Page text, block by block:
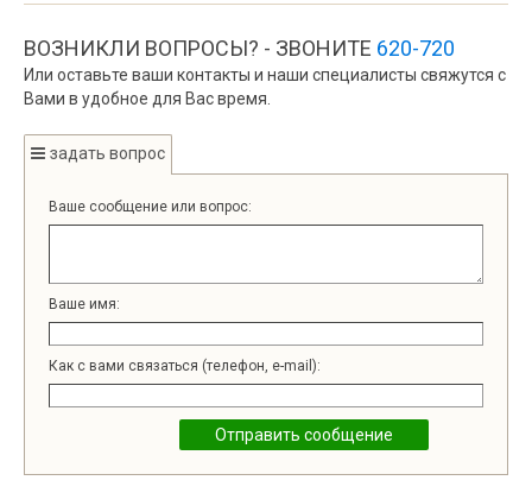
ВОЗНИКЛИ ВОПРОСЫ? - ЗВОНИТЕ 620-720
Или оставьте ваши контакты и наши специалисты свяжутся с
Вами в удобное для Вас время.
задать вопрос
Ваше сообщение или вопрос:
Ваше имя:
Как с вами связаться (телефон, e-mail):